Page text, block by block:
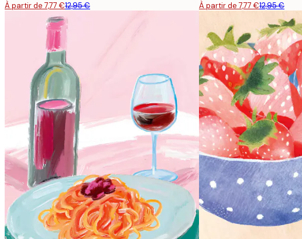
À partir de 7,77 €12,95 € À partir de 7,77 €12,95 €